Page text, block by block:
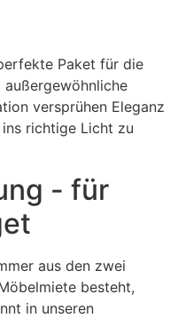
Paket für die
versprühen Eleganz
richtige Licht zu
- für
aus den zwei
besteht,
in unseren